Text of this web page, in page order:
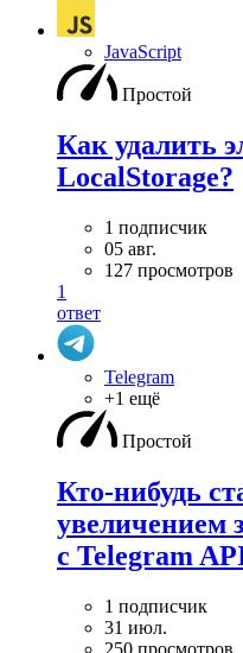
JavaScript
Простой
Как удалить
LocalStorage?
1 подписчик
05 авг.
127 просмотров
1
ответ
Telegram
+1 ещё
Простой
Кто-нибудь
увеличением
с Telegram
1 подписчик
31 июл.
250 просмотров